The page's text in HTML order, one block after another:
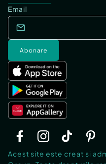
Email
Abonare
Acest site este creat si